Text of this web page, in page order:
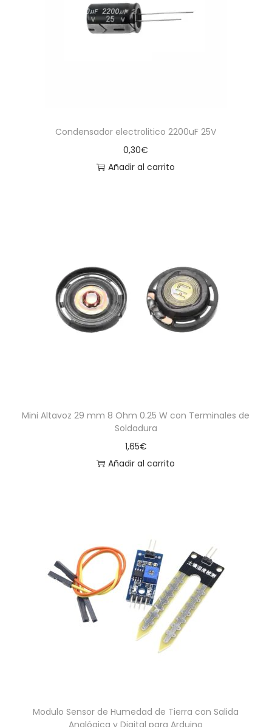
Condensador electrolitico 2200uF 25V
0,30€
Añadir al carrito
Mini Altavoz 29 mm 8 Ohm 0.25 W con Terminales de
Soldadura
1,65€
Añadir al carrito
Modulo Sensor de Humedad de Tierra con Salida
Analógica y Digital para Arduino